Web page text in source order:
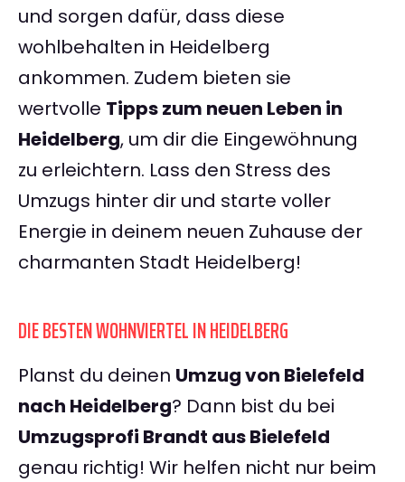
und sorgen dafür, dass diese
wohlbehalten in Heidelberg
ankommen. Zudem bieten sie
wertvolle Tipps zum neuen Leben in
Heidelberg, um dir die Eingewöhnung
zu erleichtern. Lass den Stress des
Umzugs hinter dir und starte voller
Energie in deinem neuen Zuhause der
charmanten Stadt Heidelberg!
DIE BESTEN WOHNVIERTEL IN HEIDELBERG
Planst du deinen Umzug von Bielefeld
nach Heidelberg? Dann bist du bei
Umzugsprofi Brandt aus Bielefeld
genau richtig! Wir helfen nicht nur beim